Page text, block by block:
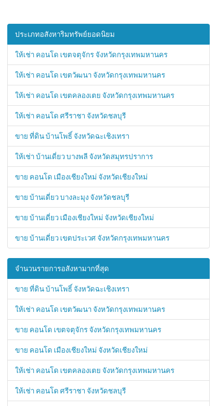
ประเภทอสังหาริมทรัพย์ยอดนิยม
ให้เช่า คอนโด เขตจตุจักร จังหวัดกรุงเทพมหานคร
ให้เช่า คอนโด เขตวัฒนา จังหวัดกรุงเทพมหานคร
ให้เช่า คอนโด เขตคลองเตย จังหวัดกรุงเทพมหานคร
ให้เช่า คอนโด ศรีราชา จังหวัดชลบุรี
ขาย ที่ดิน บ้านโพธิ์ จังหวัดฉะเชิงเทรา
ให้เช่า บ้านเดี่ยว บางพลี จังหวัดสมุทรปราการ
ขาย คอนโด เมืองเชียงใหม่ จังหวัดเชียงใหม่
ขาย บ้านเดี่ยว บางละมุง จังหวัดชลบุรี
ขาย บ้านเดี่ยว เมืองเชียงใหม่ จังหวัดเชียงใหม่
ขาย บ้านเดี่ยว เขตประเวศ จังหวัดกรุงเทพมหานคร
จำนวนรายการอสังหามากที่สุด
ขาย ที่ดิน บ้านโพธิ์ จังหวัดฉะเชิงเทรา
ให้เช่า คอนโด เขตวัฒนา จังหวัดกรุงเทพมหานคร
ขาย คอนโด เขตจตุจักร จังหวัดกรุงเทพมหานคร
ขาย คอนโด เมืองเชียงใหม่ จังหวัดเชียงใหม่
ให้เช่า คอนโด เขตคลองเตย จังหวัดกรุงเทพมหานคร
ให้เช่า คอนโด ศรีราชา จังหวัดชลบุรี